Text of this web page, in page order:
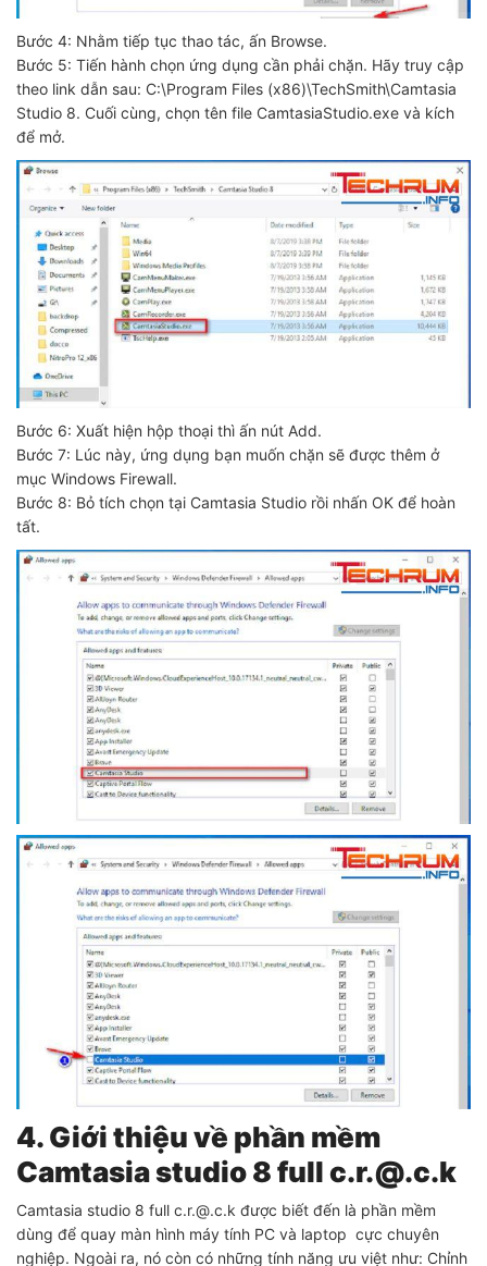
Bước 4: Nhằm tiếp tục thao tác, ấn Browse.
Bước 5: Tiến hành chọn ứng dụng cần phải chặn. Hãy truy cập
theo link dẫn sau: C:\Program Files (x86)\TechSmith\Camtasia
Studio 8. Cuối cùng, chọn tên file CamtasiaStudio.exe và kích
để mở.
Bước 6: Xuất hiện hộp thoại thì ấn nút Add.
Bước 7: Lúc này, ứng dụng bạn muốn chặn sẽ được thêm ở
mục Windows Firewall.
Bước 8: Bỏ tích chọn tại Camtasia Studio rồi nhấn OK để hoàn
tất.
4. Giới thiệu về phần mềm
Camtasia studio 8 full c.r.@.c.k
Camtasia studio 8 full c.r.@.c.k được biết đến là phần mềm
dùng để quay màn hình máy tính PC và laptop cực chuyên
nghiệp. Ngoài ra, nó còn có những tính năng ưu việt như: Chỉnh